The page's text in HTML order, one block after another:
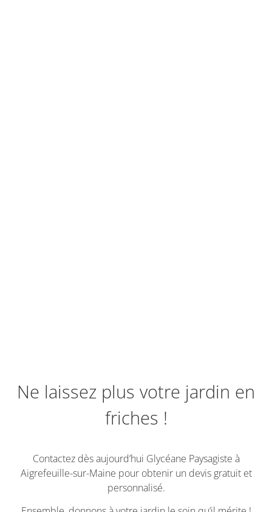
Ne laissez plus votre jardin en
friches !
Contactez dès aujourd’hui Glycéane Paysagiste à
Aigrefeuille-sur-Maine pour obtenir un devis gratuit et
personnalisé.